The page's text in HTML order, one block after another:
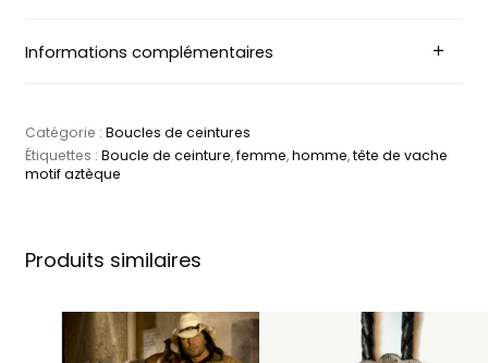
Informations complémentaires
Catégorie : Boucles de ceintures
Étiquettes : Boucle de ceinture,femme,homme,tête de vache
motif aztèque
Produits similaires